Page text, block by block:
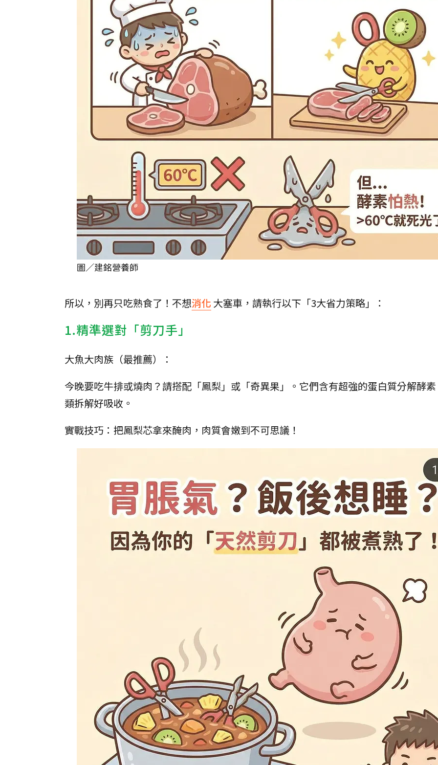
圖／建銘營養師
​所以，別再只吃熟食了！不想消化 大塞車，請執行以下「3大省力策略」：
​1.精準選對「剪刀手」
​大魚大肉族（最推薦）：
今晚要吃牛排或燒肉？請搭配「鳳梨」或「奇異果」。它們含有超強的蛋白質分解酵
類拆解好吸收。
​實戰技巧：把鳳梨芯拿來醃肉，肉質會嫩到不可思議！